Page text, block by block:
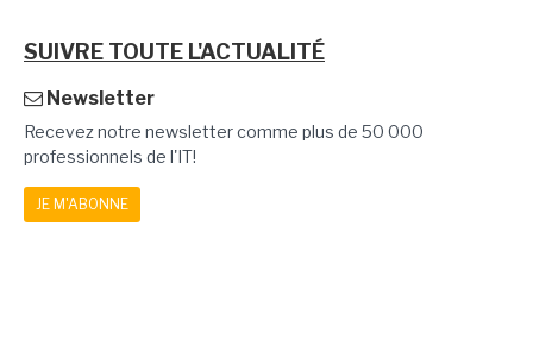
SUIVRE TOUTE L'ACTUALITÉ
Newsletter
Recevez notre newsletter comme plus de 50 000
professionnels de l'IT!
JE M'ABONNE